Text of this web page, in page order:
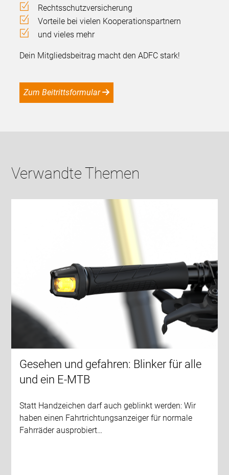
Rechtsschutzversicherung
Vorteile bei vielen Kooperationspartnern
und vieles mehr
Dein Mitgliedsbeitrag macht den ADFC stark!
Zum Beitrittsformular
Verwandte Themen
Gesehen und gefahren: Blinker für alle
und ein E-MTB
Statt Handzeichen darf auch geblinkt werden: Wir
haben einen Fahrtrichtungsanzeiger für normale
Fahrräder ausprobiert…